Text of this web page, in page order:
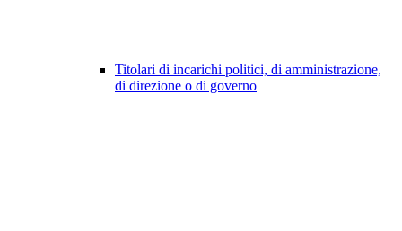
Titolari di incarichi politici, di amministrazione,
di direzione o di governo